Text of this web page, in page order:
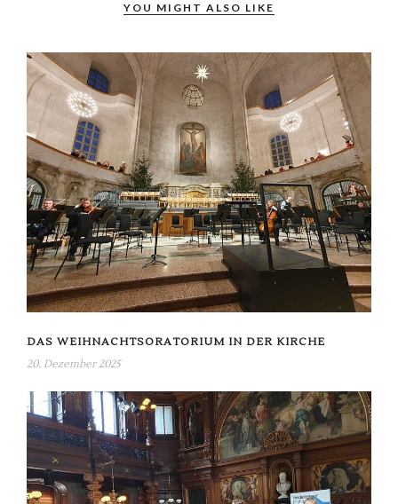
YOU MIGHT ALSO LIKE
DAS WEIHNACHTSORATORIUM IN DER KIRCHE
20. Dezember 2025